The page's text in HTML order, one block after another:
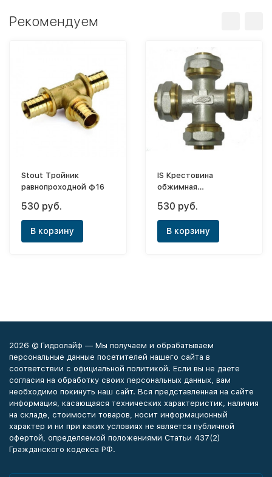
Рекомендуем
Stout Тройник
равнопроходной ф16
530 руб.
В корзину
IS Крестовина
обжимная
530 руб.
В корзину
2026 © Гидролайф — Мы получаем и обрабатываем
персональные данные посетителей нашего сайта в
соответствии с официальной политикой. Если вы не даете
согласия на обработку своих персональных данных, вам
необходимо покинуть наш сайт. Вся представленная на сайте
информация, касающаяся технических характеристик, наличия
на складе, стоимости товаров, носит информационный
характер и ни при каких условиях не является публичной
офертой, определяемой положениями Статьи 437(2)
Гражданского кодекса РФ.